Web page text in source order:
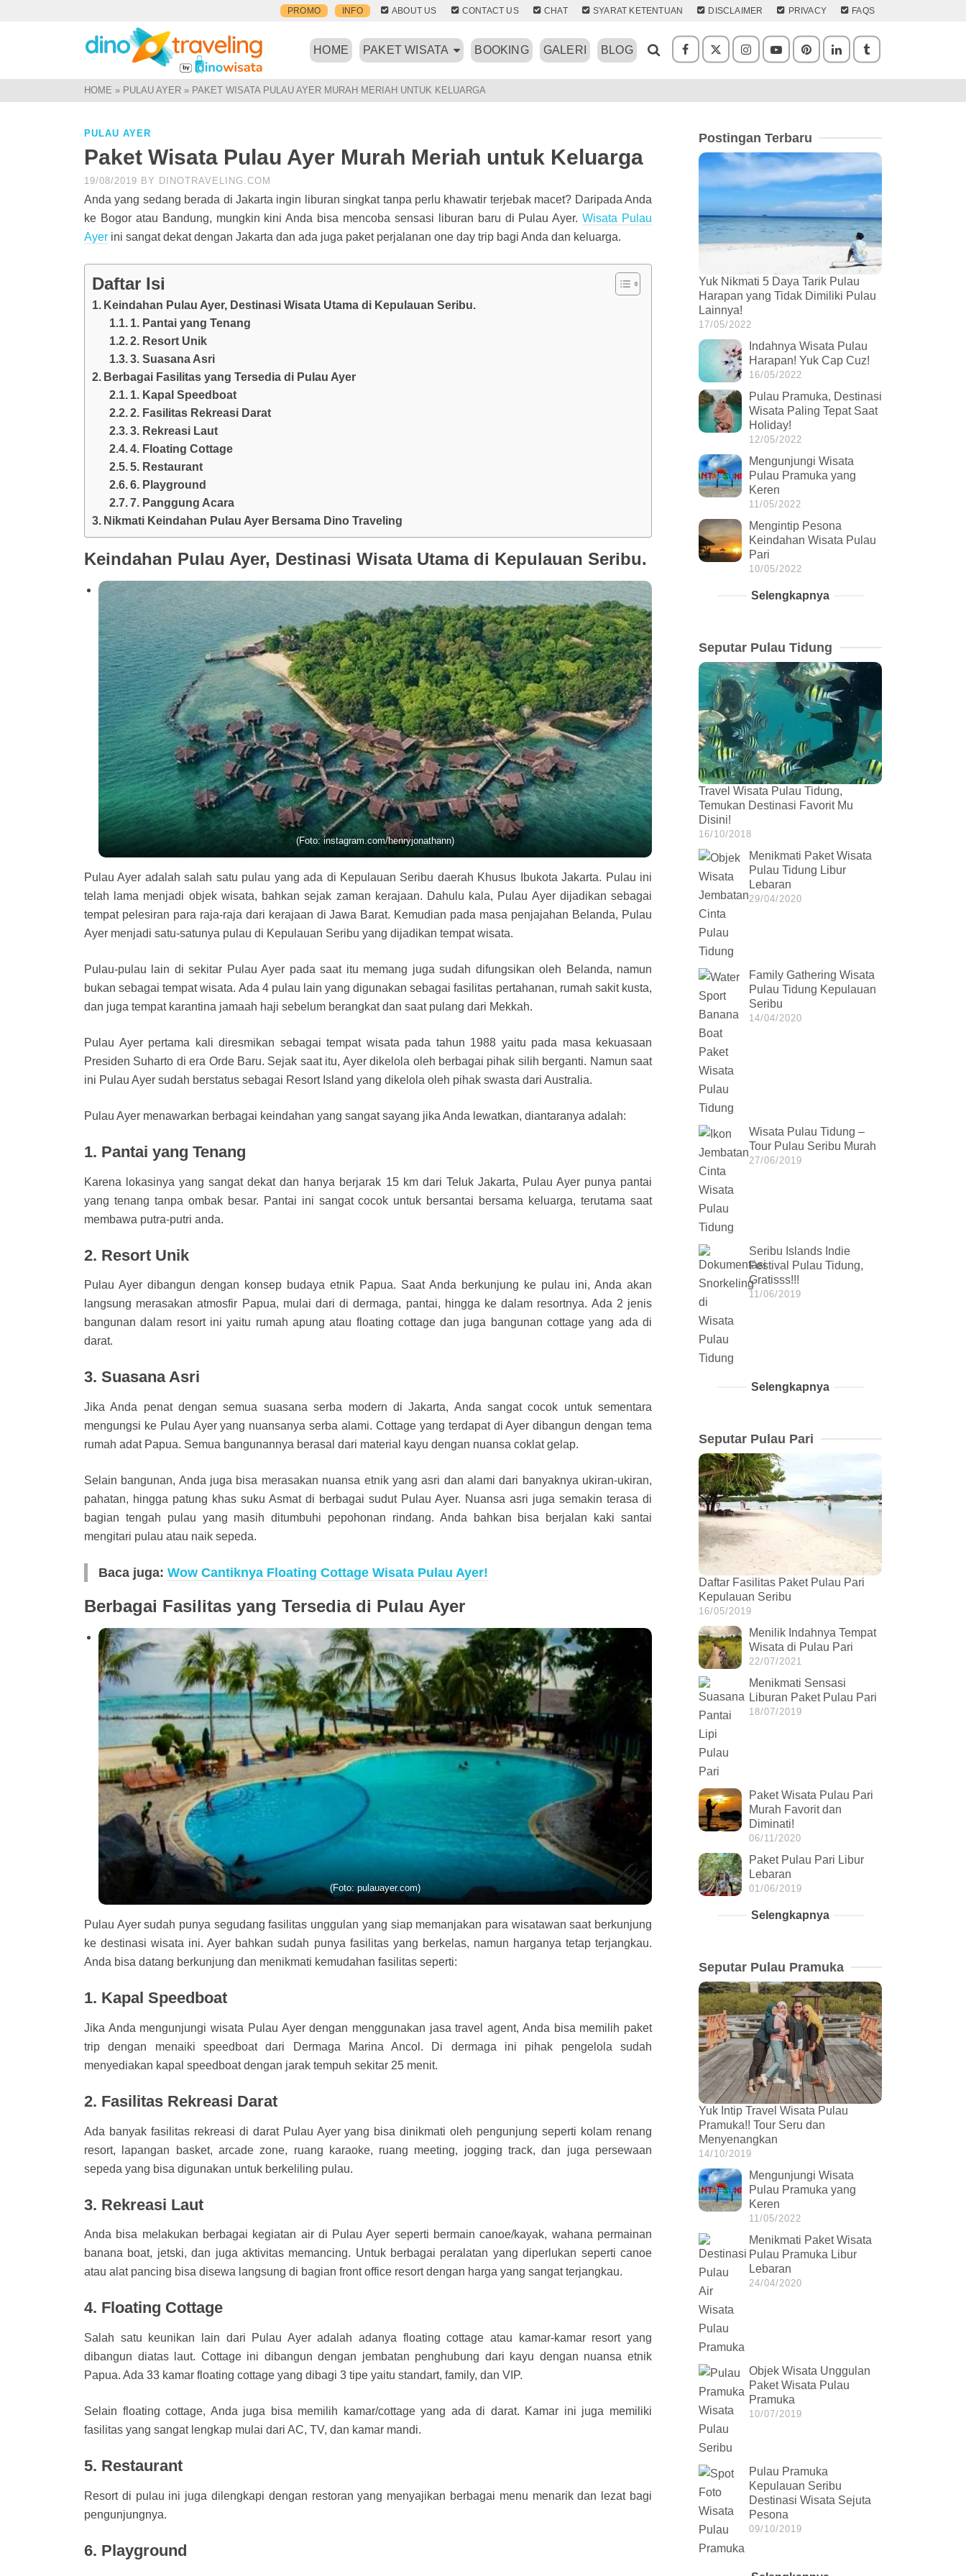
PROMO INFO ABOUT US CONTACT US CHAT SYARAT KETENTUAN DISCLAIMER PRIVACY FAQS
HOME PAKET WISATA BOOKING GALERI BLOG
HOME » PULAU AYER » PAKET WISATA PULAU AYER MURAH MERIAH UNTUK KELUARGA
PULAU AYER
Paket Wisata Pulau Ayer Murah Meriah untuk Keluarga
19/08/2019 BY DINOTRAVELING.COM
Anda yang sedang berada di Jakarta ingin liburan singkat tanpa perlu khawatir terjebak macet? Daripada Anda
ke Bogor atau Bandung, mungkin kini Anda bisa mencoba sensasi liburan baru di Pulau Ayer.Wisata Pulau
Ayer ini sangat dekat dengan Jakarta dan ada juga paket perjalanan one day trip bagi Anda dan keluarga.
Daftar Isi
Keindahan Pulau Ayer, Destinasi Wisata Utama di Kepulauan Seribu.
1. Pantai yang Tenang
2. Resort Unik
3. Suasana Asri
Berbagai Fasilitas yang Tersedia di Pulau Ayer
1. Kapal Speedboat
2. Fasilitas Rekreasi Darat
3. Rekreasi Laut
4. Floating Cottage
5. Restaurant
6. Playground
7. Panggung Acara
Nikmati Keindahan Pulau Ayer Bersama Dino Traveling
Keindahan Pulau Ayer, Destinasi Wisata Utama di Kepulauan Seribu.
(Foto: instagram.com/henryjonathann)
Pulau Ayer adalah salah satu pulau yang ada di Kepulauan Seribu daerah Khusus Ibukota Jakarta. Pulau ini
telah lama menjadi objek wisata, bahkan sejak zaman kerajaan. Dahulu kala, Pulau Ayer dijadikan sebagai
tempat pelesiran para raja-raja dari kerajaan di Jawa Barat. Kemudian pada masa penjajahan Belanda, Pulau
Ayer menjadi satu-satunya pulau di Kepulauan Seribu yang dijadikan tempat wisata.
Pulau-pulau lain di sekitar Pulau Ayer pada saat itu memang juga sudah difungsikan oleh Belanda, namun
bukan sebagai tempat wisata. Ada 4 pulau lain yang digunakan sebagai fasilitas pertahanan, rumah sakit kusta,
dan juga tempat karantina jamaah haji sebelum berangkat dan saat pulang dari Mekkah.
Pulau Ayer pertama kali diresmikan sebagai tempat wisata pada tahun 1988 yaitu pada masa kekuasaan
Presiden Suharto di era Orde Baru. Sejak saat itu, Ayer dikelola oleh berbagai pihak silih berganti. Namun saat
ini Pulau Ayer sudah berstatus sebagai Resort Island yang dikelola oleh pihak swasta dari Australia.
Pulau Ayer menawarkan berbagai keindahan yang sangat sayang jika Anda lewatkan, diantaranya adalah:
1. Pantai yang Tenang
Karena lokasinya yang sangat dekat dan hanya berjarak 15 km dari Teluk Jakarta, Pulau Ayer punya pantai
yang tenang tanpa ombak besar. Pantai ini sangat cocok untuk bersantai bersama keluarga, terutama saat
membawa putra-putri anda.
2. Resort Unik
Pulau Ayer dibangun dengan konsep budaya etnik Papua. Saat Anda berkunjung ke pulau ini, Anda akan
langsung merasakan atmosfir Papua, mulai dari di dermaga, pantai, hingga ke dalam resortnya. Ada 2 jenis
bangunan dalam resort ini yaitu rumah apung atau floating cottage dan juga bangunan cottage yang ada di
darat.
3. Suasana Asri
Jika Anda penat dengan semua suasana serba modern di Jakarta, Anda sangat cocok untuk sementara
mengungsi ke Pulau Ayer yang nuansanya serba alami. Cottage yang terdapat di Ayer dibangun dengan tema
rumah adat Papua. Semua bangunannya berasal dari material kayu dengan nuansa coklat gelap.
Selain bangunan, Anda juga bisa merasakan nuansa etnik yang asri dan alami dari banyaknya ukiran-ukiran,
pahatan, hingga patung khas suku Asmat di berbagai sudut Pulau Ayer. Nuansa asri juga semakin terasa di
bagian tengah pulau yang masih ditumbuhi pepohonan rindang. Anda bahkan bisa berjalan kaki santai
mengitari pulau atau naik sepeda.
Baca juga: Wow Cantiknya Floating Cottage Wisata Pulau Ayer!
Berbagai Fasilitas yang Tersedia di Pulau Ayer
(Foto: pulauayer.com)
Pulau Ayer sudah punya segudang fasilitas unggulan yang siap memanjakan para wisatawan saat berkunjung
ke destinasi wisata ini. Ayer bahkan sudah punya fasilitas yang berkelas, namun harganya tetap terjangkau.
Anda bisa datang berkunjung dan menikmati kemudahan fasilitas seperti:
1. Kapal Speedboat
Jika Anda mengunjungi wisata Pulau Ayer dengan menggunakan jasa travel agent, Anda bisa memilih paket
trip dengan menaiki speedboat dari Dermaga Marina Ancol. Di dermaga ini pihak pengelola sudah
menyediakan kapal speedboat dengan jarak tempuh sekitar 25 menit.
2. Fasilitas Rekreasi Darat
Ada banyak fasilitas rekreasi di darat Pulau Ayer yang bisa dinikmati oleh pengunjung seperti kolam renang
resort, lapangan basket, arcade zone, ruang karaoke, ruang meeting, jogging track, dan juga persewaan
sepeda yang bisa digunakan untuk berkeliling pulau.
3. Rekreasi Laut
Anda bisa melakukan berbagai kegiatan air di Pulau Ayer seperti bermain canoe/kayak, wahana permainan
banana boat, jetski, dan juga aktivitas memancing. Untuk berbagai peralatan yang diperlukan seperti canoe
atau alat pancing bisa disewa langsung di bagian front office resort dengan harga yang sangat terjangkau.
4. Floating Cottage
Salah satu keunikan lain dari Pulau Ayer adalah adanya floating cottage atau kamar-kamar resort yang
dibangun diatas laut. Cottage ini dibangun dengan jembatan penghubung dari kayu dengan nuansa etnik
Papua. Ada 33 kamar floating cottage yang dibagi 3 tipe yaitu standart, family, dan VIP.
Selain floating cottage, Anda juga bisa memilih kamar/cottage yang ada di darat. Kamar ini juga memiliki
fasilitas yang sangat lengkap mulai dari AC, TV, dan kamar mandi.
5. Restaurant
Resort di pulau ini juga dilengkapi dengan restoran yang menyajikan berbagai menu menarik dan lezat bagi
pengunjungnya.
6. Playground
Postingan Terbaru
Yuk Nikmati 5 Daya Tarik Pulau
Harapan yang Tidak Dimiliki Pulau
Lainnya!
17/05/2022
Indahnya Wisata Pulau
Harapan! Yuk Cap Cuz!
16/05/2022
Pulau Pramuka, Destinasi
Wisata Paling Tepat Saat
Holiday!
12/05/2022
Mengunjungi Wisata
Pulau Pramuka yang
Keren
11/05/2022
Mengintip Pesona
Keindahan Wisata Pulau
Pari
10/05/2022
Selengkapnya
Seputar Pulau Tidung
Travel Wisata Pulau Tidung,
Temukan Destinasi Favorit Mu
Disini!
16/10/2018
Menikmati Paket Wisata
Pulau Tidung Libur
Lebaran
29/04/2020
Family Gathering Wisata
Pulau Tidung Kepulauan
Seribu
14/04/2020
Wisata Pulau Tidung –
Tour Pulau Seribu Murah
27/06/2019
Seribu Islands Indie
Festival Pulau Tidung,
Gratisss!!!
11/06/2019
Selengkapnya
Seputar Pulau Pari
Daftar Fasilitas Paket Pulau Pari
Kepulauan Seribu
16/05/2019
Menilik Indahnya Tempat
Wisata di Pulau Pari
22/07/2021
Menikmati Sensasi
Liburan Paket Pulau Pari
18/07/2019
Paket Wisata Pulau Pari
Murah Favorit dan
Diminati!
06/11/2020
Paket Pulau Pari Libur
Lebaran
01/06/2019
Selengkapnya
Seputar Pulau Pramuka
Yuk Intip Travel Wisata Pulau
Pramuka!! Tour Seru dan
Menyenangkan
14/10/2019
Mengunjungi Wisata
Pulau Pramuka yang
Keren
11/05/2022
Menikmati Paket Wisata
Pulau Pramuka Libur
Lebaran
24/04/2020
Objek Wisata Unggulan
Paket Wisata Pulau
Pramuka
10/07/2019
Pulau Pramuka
Kepulauan Seribu
Destinasi Wisata Sejuta
Pesona
09/10/2019